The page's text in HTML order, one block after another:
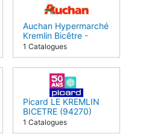
Auchan Hypermarché
Kremlin Bicêtre -
Okabé (94270)
1 Catalogues
Picard LE KREMLIN
BICETRE (94270)
1 Catalogues